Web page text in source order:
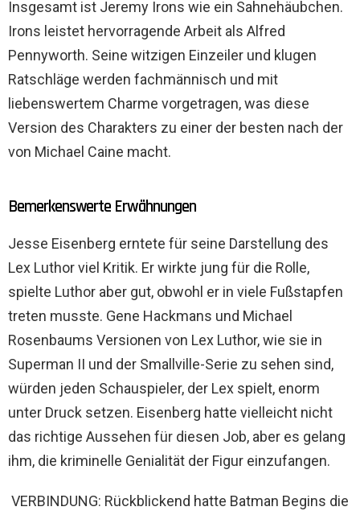
Insgesamt ist Jeremy Irons wie ein Sahnehäubchen.
Irons leistet hervorragende Arbeit als Alfred
Pennyworth. Seine witzigen Einzeiler und klugen
Ratschläge werden fachmännisch und mit
liebenswertem Charme vorgetragen, was diese
Version des Charakters zu einer der besten nach der
von Michael Caine macht.
Bemerkenswerte Erwähnungen
Jesse Eisenberg erntete für seine Darstellung des
Lex Luthor viel Kritik. Er wirkte jung für die Rolle,
spielte Luthor aber gut, obwohl er in viele Fußstapfen
treten musste. Gene Hackmans und Michael
Rosenbaums Versionen von Lex Luthor, wie sie in
Superman II und der Smallville-Serie zu sehen sind,
würden jeden Schauspieler, der Lex spielt, enorm
unter Druck setzen. Eisenberg hatte vielleicht nicht
das richtige Aussehen für diesen Job, aber es gelang
ihm, die kriminelle Genialität der Figur einzufangen.
VERBINDUNG: Rückblickend hatte Batman Begins die